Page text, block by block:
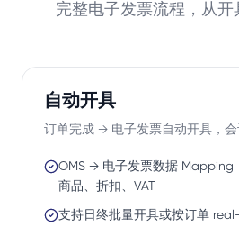
完整电子发票流程，从开
自动开具
订单完成 → 电子发票自动开具，会
OMS → 电子发票数据 Mapping
商品、折扣、VAT
支持日终批量开具或按订单